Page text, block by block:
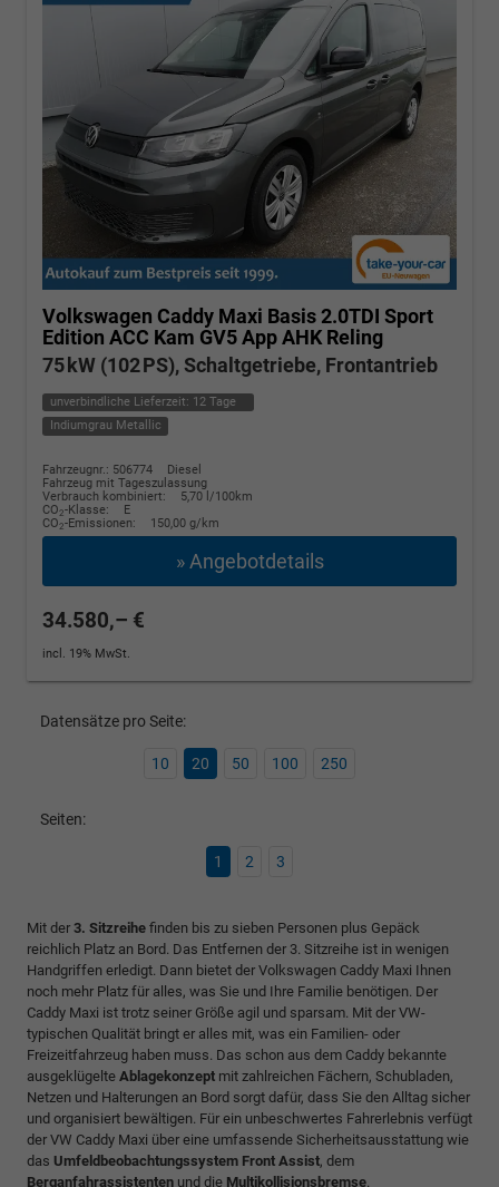
Volkswagen Caddy Maxi Basis 2.0TDI Sport
Edition ACC Kam GV5 App AHK Reling
75 kW (102 PS), Schaltgetriebe, Frontantrieb
unverbindliche Lieferzeit: 12 Tage
Indiumgrau Metallic
Fahrzeugnr.: 506774
Diesel
Fahrzeug mit Tageszulassung
Verbrauch kombiniert:
5,70 l/100km
CO2-Klasse:
E
CO2-Emissionen: 150,00 g/km
» Angebotdetails
34.580,– €
incl. 19% MwSt.
Datensätze pro Seite:
10 20 50 100 250
Seiten:
1 2 3
Mit der 3. Sitzreihe finden bis zu sieben Personen plus Gepäck
reichlich Platz an Bord. Das Entfernen der 3. Sitzreihe ist in wenigen
Handgriffen erledigt. Dann bietet der Volkswagen Caddy Maxi Ihnen
noch mehr Platz für alles, was Sie und Ihre Familie benötigen. Der
Caddy Maxi ist trotz seiner Größe agil und sparsam. Mit der VW-
typischen Qualität bringt er alles mit, was ein Familien- oder
Freizeitfahrzeug haben muss. Das schon aus dem Caddy bekannte
ausgeklügelte Ablagekonzept mit zahlreichen Fächern, Schubladen,
Netzen und Halterungen an Bord sorgt dafür, dass Sie den Alltag sicher
und organisiert bewältigen. Für ein unbeschwertes Fahrerlebnis verfügt
der VW Caddy Maxi über eine umfassende Sicherheitsausstattung wie
das Umfeldbeobachtungssystem Front Assist, dem
Berganfahrassistenten und die Multikollisionsbremse